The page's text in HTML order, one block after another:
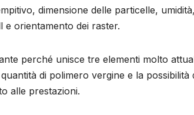
dimensione delle particelle,
e orientamento dei raster.
perché unisce tre elementi molto
di polimero vergine e la
alle prestazioni.